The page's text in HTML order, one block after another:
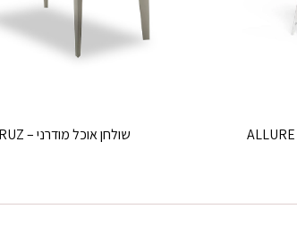
שולחן אוכל מודרני – CRUZ